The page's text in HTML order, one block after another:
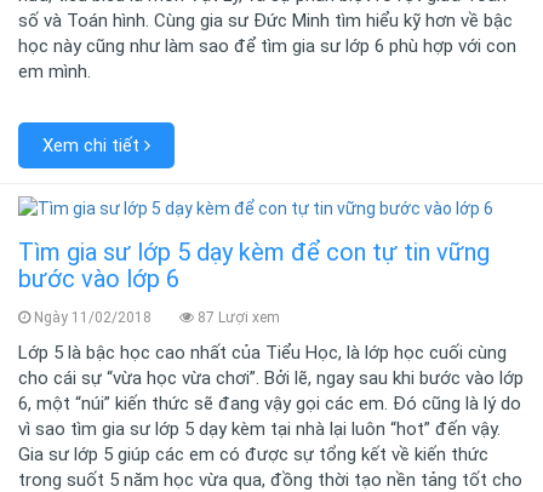
số và Toán hình. Cùng gia sư Đức Minh tìm hiểu kỹ hơn về bậc
học này cũng như làm sao để tìm gia sư lớp 6 phù hợp với con
em mình.
Xem chi tiết
Tìm gia sư lớp 5 dạy kèm để con tự tin vững
bước vào lớp 6
Ngày 11/02/2018 87 Lượi xem
Lớp 5 là bậc học cao nhất của Tiểu Học, là lớp học cuối cùng
cho cái sự “vừa học vừa chơi”. Bởi lẽ, ngay sau khi bước vào lớp
6, một “núi” kiến thức sẽ đang vậy gọi các em. Đó cũng là lý do
vì sao tìm gia sư lớp 5 dạy kèm tại nhà lại luôn “hot” đến vậy.
Gia sư lớp 5 giúp các em có được sự tổng kết về kiến thức
trong suốt 5 năm học vừa qua, đồng thời tạo nền tảng tốt cho